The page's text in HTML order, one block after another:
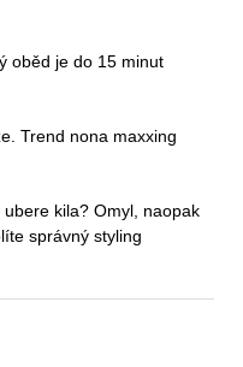
oběd je do 15 minut
Trend nona maxxing
kila? Omyl, naopak
správný styling